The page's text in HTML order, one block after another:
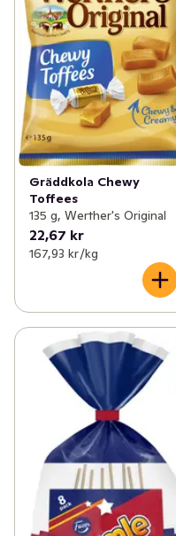
Gräddkola Chewy
Toffees
135 g, Werther's Original
22,67 kr
167,93 kr /kg